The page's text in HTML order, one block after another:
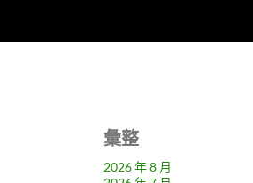
彙整
2026 年 8 月